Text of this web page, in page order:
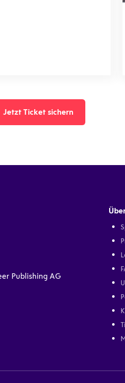
Jetzt Ticket sichern
Publishing AG